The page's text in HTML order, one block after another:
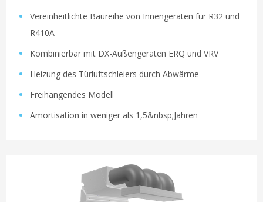
Vereinheitlichte Baureihe von Innengeräten für R32 und
R410A
Kombinierbar mit DX-Außengeräten ERQ und VRV
Heizung des Türluftschleiers durch Abwärme
Freihängendes Modell
Amortisation in weniger als 1,5&nbsp;Jahren